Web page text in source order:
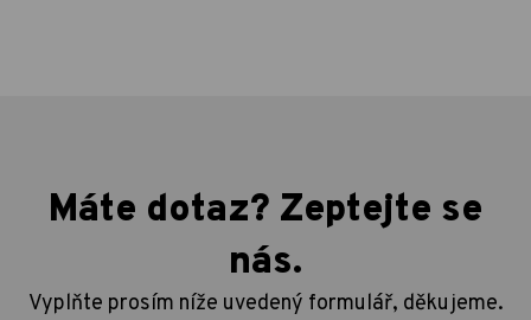
Máte dotaz? Zeptejte se
nás.
Vyplňte prosím níže uvedený formulář, děkujeme.